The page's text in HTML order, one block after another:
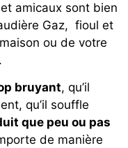
amicaux sont bien
Gaz, fioul et
ou de votre
bruyant, qu’il
qu’il souffle
que peu ou pas
de manière